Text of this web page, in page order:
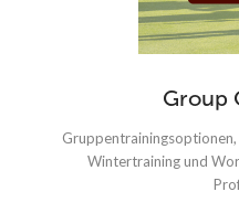
Group
Wintertraining und